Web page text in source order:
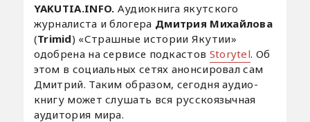
YAKUTIA.INFO. Аудиокнига якутского
журналиста и блогера Дмитрия Михайлова
(Trimid) «Страшные истории Якутии»
одобрена на сервисе подкастов Storytel. Об
этом в социальных сетях анонсировал сам
Дмитрий. Таким образом, сегодня аудио-
книгу может слушать вся русскоязычная
аудитория мира.